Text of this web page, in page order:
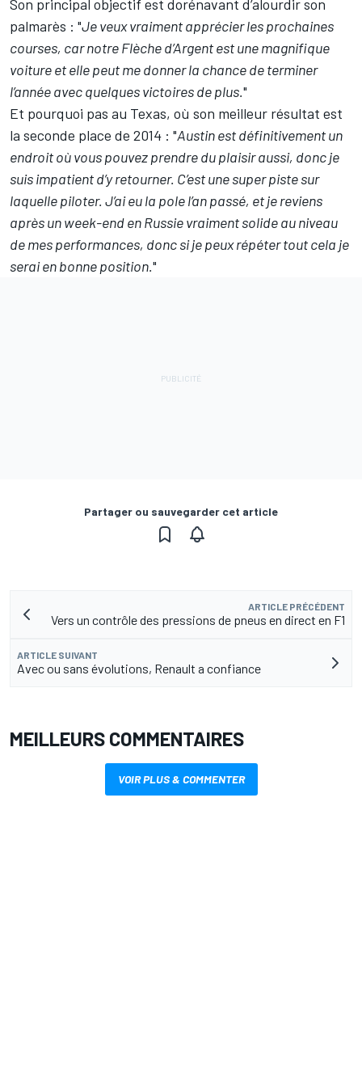
Son principal objectif est dorénavant d’alourdir son
palmarès : "Je veux vraiment apprécier les prochaines
courses, car notre Flèche d’Argent est une magnifique
voiture et elle peut me donner la chance de terminer
l’année avec quelques victoires de plus."
Et pourquoi pas au Texas, où son meilleur résultat est
la seconde place de 2014 : "Austin est définitivement un
endroit où vous pouvez prendre du plaisir aussi, donc je
suis impatient d’y retourner. C’est une super piste sur
laquelle piloter. J’ai eu la pole l’an passé, et je reviens
après un week-end en Russie vraiment solide au niveau
de mes performances, donc si je peux répéter tout cela je
serai en bonne position."
Partager ou sauvegarder cet article
ARTICLE PRÉCÉDENT
Vers un contrôle des pressions de pneus en direct en F1
ARTICLE SUIVANT
Avec ou sans évolutions, Renault a confiance
MEILLEURS COMMENTAIRES
VOIR PLUS & COMMENTER